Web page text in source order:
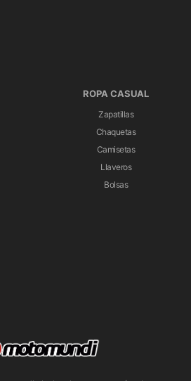
ROPA CASUAL
Zapatillas
Chaquetas
Camisetas
Llaveros
Bolsas